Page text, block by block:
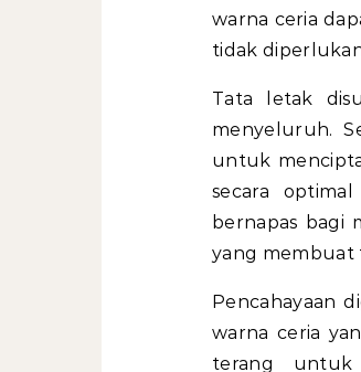
warna ceria
tidak
Tata letak
menyeluruh.
untuk
secara
bernapas bagi
yang membuat
Pencahayaan
warna ceria
terang untuk